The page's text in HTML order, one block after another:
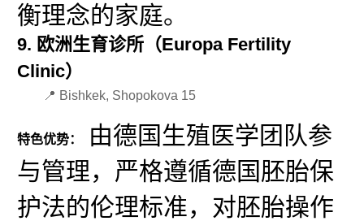
衡理念的家庭。
9. 欧洲生育诊所（Europa Fertility
Clinic）
📍 Bishkek, Shopokova 15
特色优势：
由德国生殖医学团队参
与管理，严格遵循德国胚胎保
护法的伦理标准，对胚胎操作